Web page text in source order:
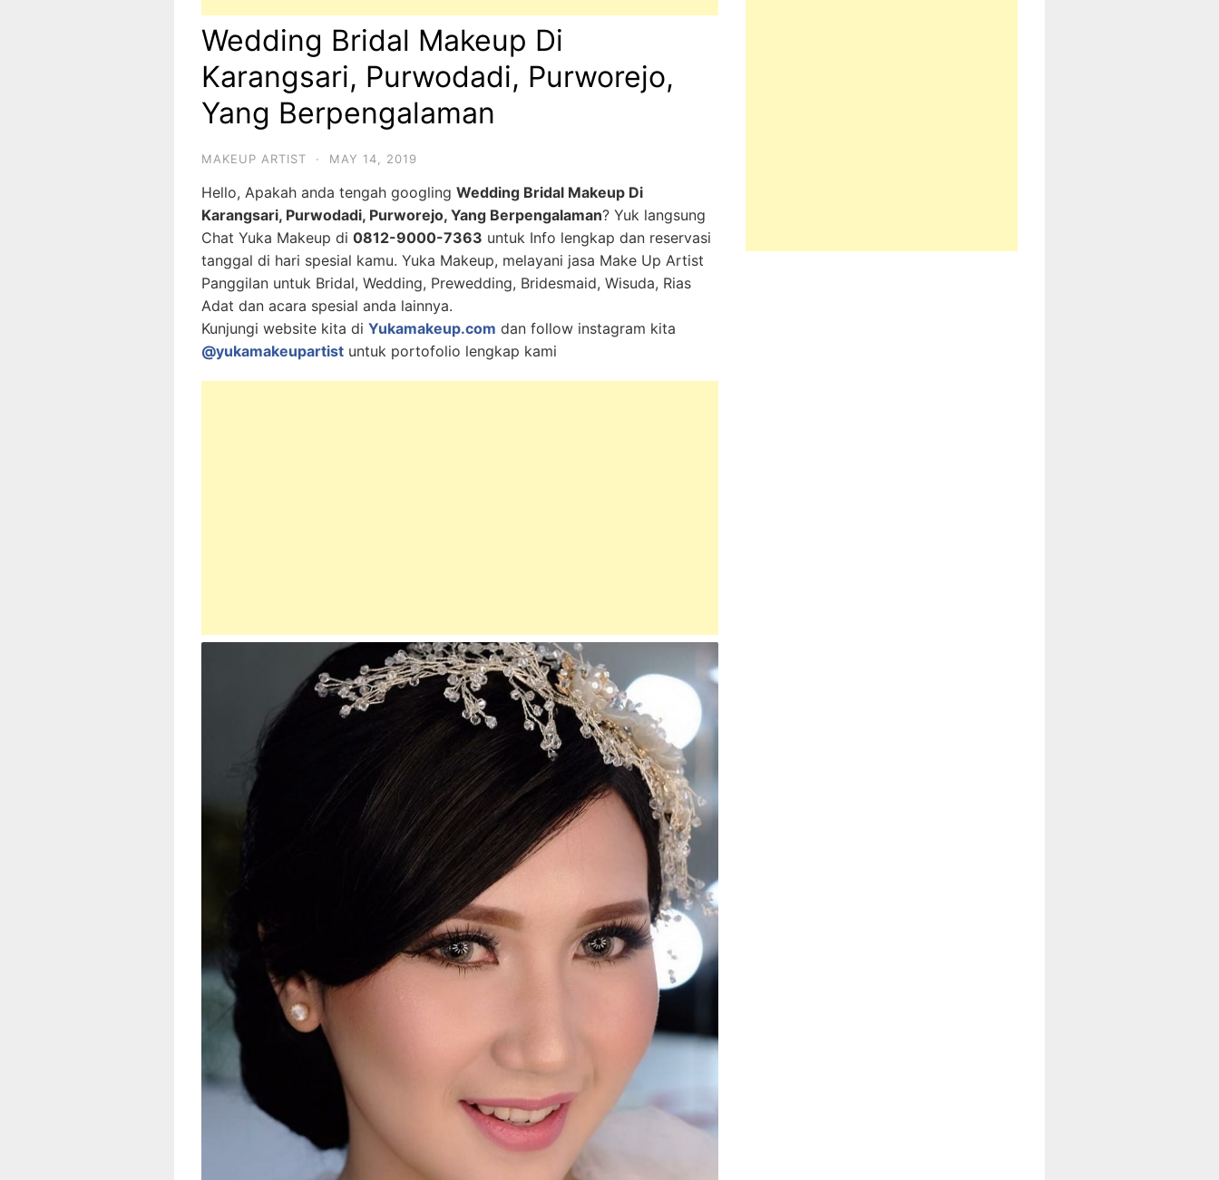
Wedding Bridal Makeup Di
Karangsari, Purwodadi, Purworejo,
Yang Berpengalaman
MAKEUP ARTIST · MAY 14, 2019
Hello, Apakah anda tengah googling Wedding Bridal Makeup Di
Karangsari, Purwodadi, Purworejo, Yang Berpengalaman? Yuk langsung
Chat Yuka Makeup di 0812-9000-7363 untuk Info lengkap dan reservasi
tanggal di hari spesial kamu. Yuka Makeup, melayani jasa Make Up Artist
Panggilan untuk Bridal, Wedding, Prewedding, Bridesmaid, Wisuda, Rias
Adat dan acara spesial anda lainnya.
Kunjungi website kita di Yukamakeup.com dan follow instagram kita
@yukamakeupartist untuk portofolio lengkap kami